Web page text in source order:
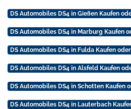
DS Automobiles DS4 in Gießen Kaufen
DS Automobiles DS4 in Marburg Kaufen
DS Automobiles DS4 in Fulda Kaufen
DS Automobiles DS4 in Alsfeld Kaufen
DS Automobiles DS4 in Schotten Kaufen
DS Automobiles DS4 in Lauterbach